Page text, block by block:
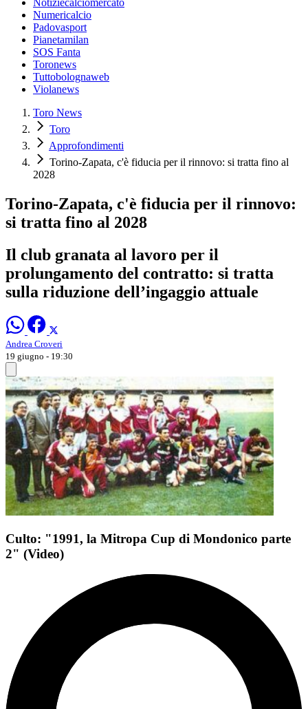
Notiziecalciomercato
Numericalcio
Padovasport
Pianetamilan
SOS Fanta
Toronews
Tuttobolognaweb
Violanews
Toro News
Toro
Approfondimenti
Torino-Zapata, c'è fiducia per il rinnovo: si tratta fino al
2028
Torino-Zapata, c'è fiducia per il rinnovo:
si tratta fino al 2028
Il club granata al lavoro per il
prolungamento del contratto: si tratta
sulla riduzione dell’ingaggio attuale
Andrea Croveri
19 giugno - 19:30
Culto: "1991, la Mitropa Cup di Mondonico parte
2" (Video)